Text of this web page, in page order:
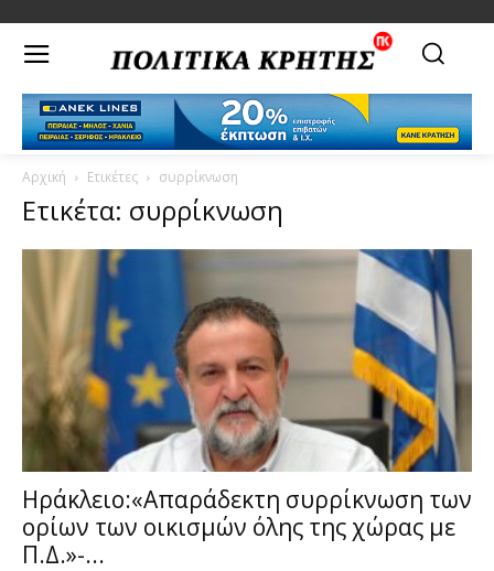
Αρχική Ετικέτες συρρίκνωση
Ετικέτα: συρρίκνωση
Ηράκλειο:«Απαράδεκτη συρρίκνωση των
ορίων των οικισμών όλης της χώρας με
Π.Δ.»-...